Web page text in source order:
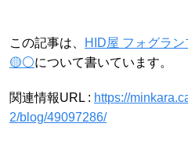
この記事は、
HID屋 フォグラ
🟡⚪️について書いています。
関連情報URL : https://
2/blog/49097286/